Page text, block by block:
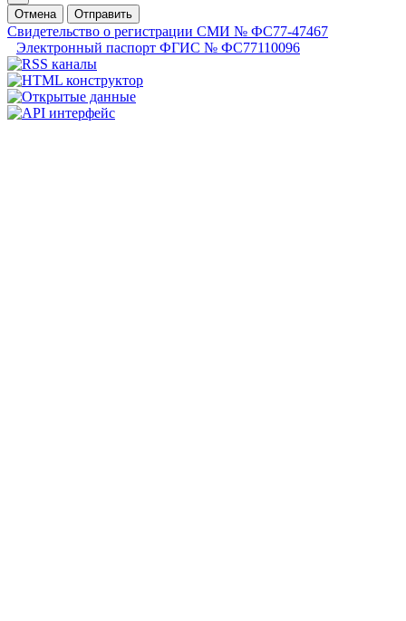
Отмена
Отправить
Свидетельство о регистрации СМИ № ФС77-47467
Электронный паспорт ФГИС № ФС77110096